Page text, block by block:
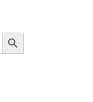
Search Button